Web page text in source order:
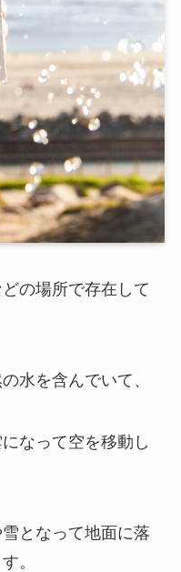
の場所で存在して
水を含んでいて、
なって空を移動し
となって地面に落
。